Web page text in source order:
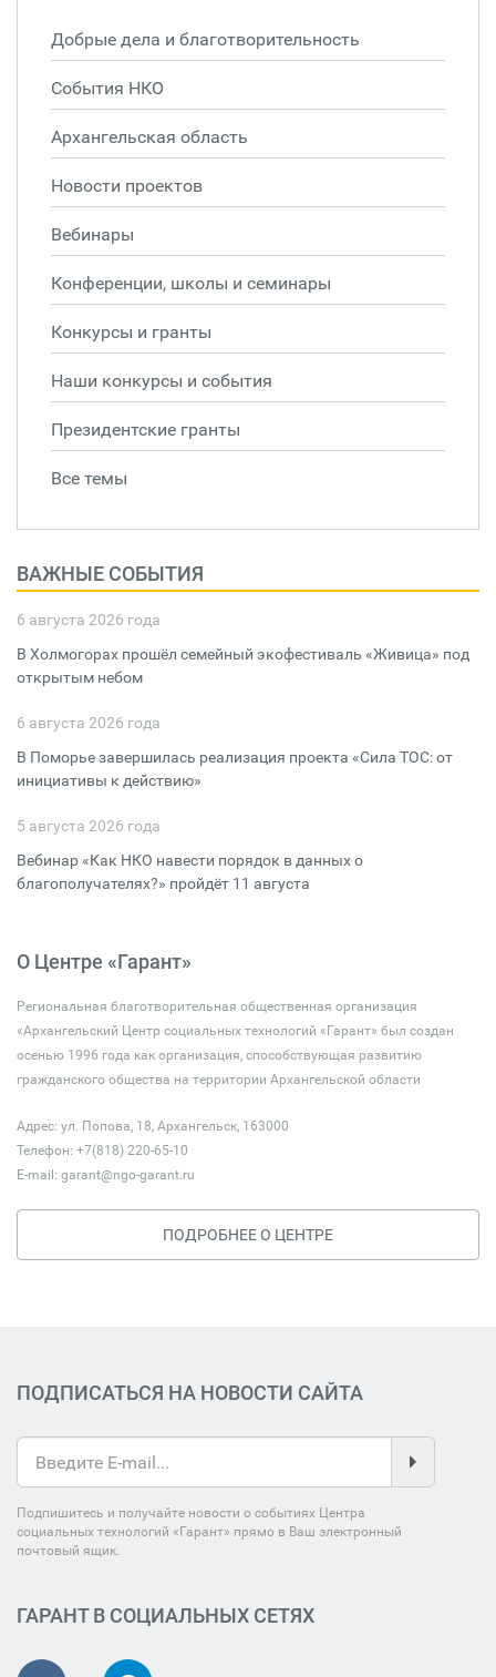
Добрые дела и благотворительность
События НКО
Архангельская область
Новости проектов
Вебинары
Конференции, школы и семинары
Конкурсы и гранты
Наши конкурсы и события
Президентские гранты
Все темы
ВАЖНЫЕ СОБЫТИЯ
6 августа 2026 года
В Холмогорах прошёл семейный экофестиваль «Живица» под
открытым небом
6 августа 2026 года
В Поморье завершилась реализация проекта «Сила ТОС: от
инициативы к действию»
5 августа 2026 года
Вебинар «Как НКО навести порядок в данных о
благополучателях?» пройдёт 11 августа
О Центре «Гарант»
Региональная благотворительная общественная организация
«Архангельский Центр социальных технологий «Гарант» был создан
осенью 1996 года как организация, способствующая развитию
гражданского общества на территории Архангельской области
Адрес: ул. Попова, 18, Архангельск, 163000
Телефон: +7(818) 220-65-10
E-mail: garant@ngo-garant.ru
ПОДРОБНЕЕ О ЦЕНТРЕ
ПОДПИСАТЬСЯ НА НОВОСТИ САЙТА
Подпишитесь и получайте новости о событиях Центра
социальных технологий «Гарант» прямо в Ваш электронный
почтовый ящик.
ГАРАНТ В СОЦИАЛЬНЫХ СЕТЯХ